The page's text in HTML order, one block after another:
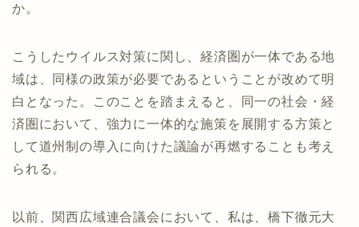
か。
こうしたウイルス対策に関し、経済圏が一体である地
域は、同様の政策が必要であるということが改めて明
白となった。このことを踏まえると、同一の社会・経
済圏において、強力に一体的な施策を展開する方策と
して道州制の導入に向けた議論が再燃することも考え
られる。
以前、関西広域連合議会において、私は、橋下徹元大